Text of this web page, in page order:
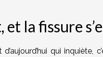
et la fissure
d’aujourd’hui qui